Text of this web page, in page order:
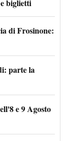
biglietti
di Frosinone:
parte la
e 9 Agosto